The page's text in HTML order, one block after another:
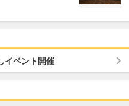
イベント開催